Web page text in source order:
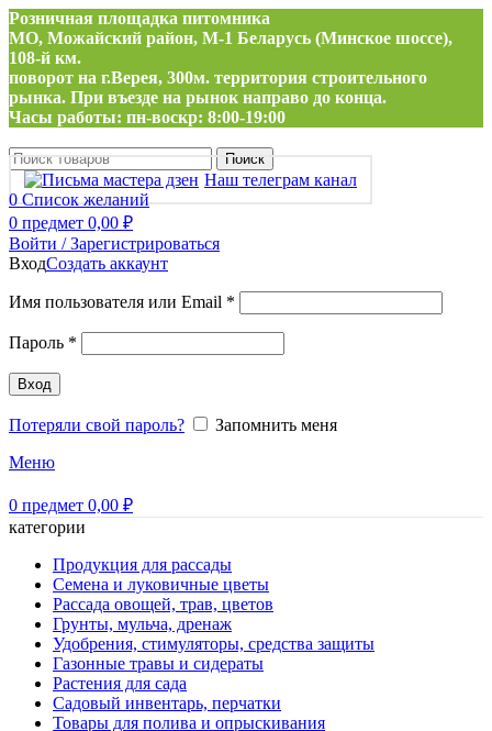
Розничная площадка питомника
МО, Можайский район, М-1 Беларусь (Минское шоссе),
108-й км.
поворот на г.Верея, 300м. территория строительного
рынка. При въезде на рынок направо до конца.
Часы работы: пн-воскр: 8:00-19:00
Поиск
Наш телеграм канал
0 Список желаний
0 предмет 0,00 ₽
Войти / Зарегистрироваться
ВходСоздать аккаунт
Имя пользователя или Email *
Пароль *
Вход
Потеряли свой пароль?
Запомнить меня
Меню
0 предмет 0,00 ₽
категории
Продукция для рассады
Семена и луковичные цветы
Рассада овощей, трав, цветов
Грунты, мульча, дренаж
Удобрения, стимуляторы, средства защиты
Газонные травы и сидераты
Растения для сада
Садовый инвентарь, перчатки
Товары для полива и опрыскивания